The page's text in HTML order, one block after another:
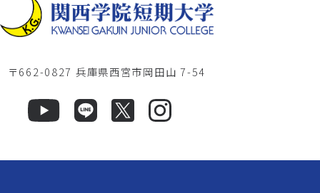
〒662-0827 兵庫県西宮市岡田山 7-54